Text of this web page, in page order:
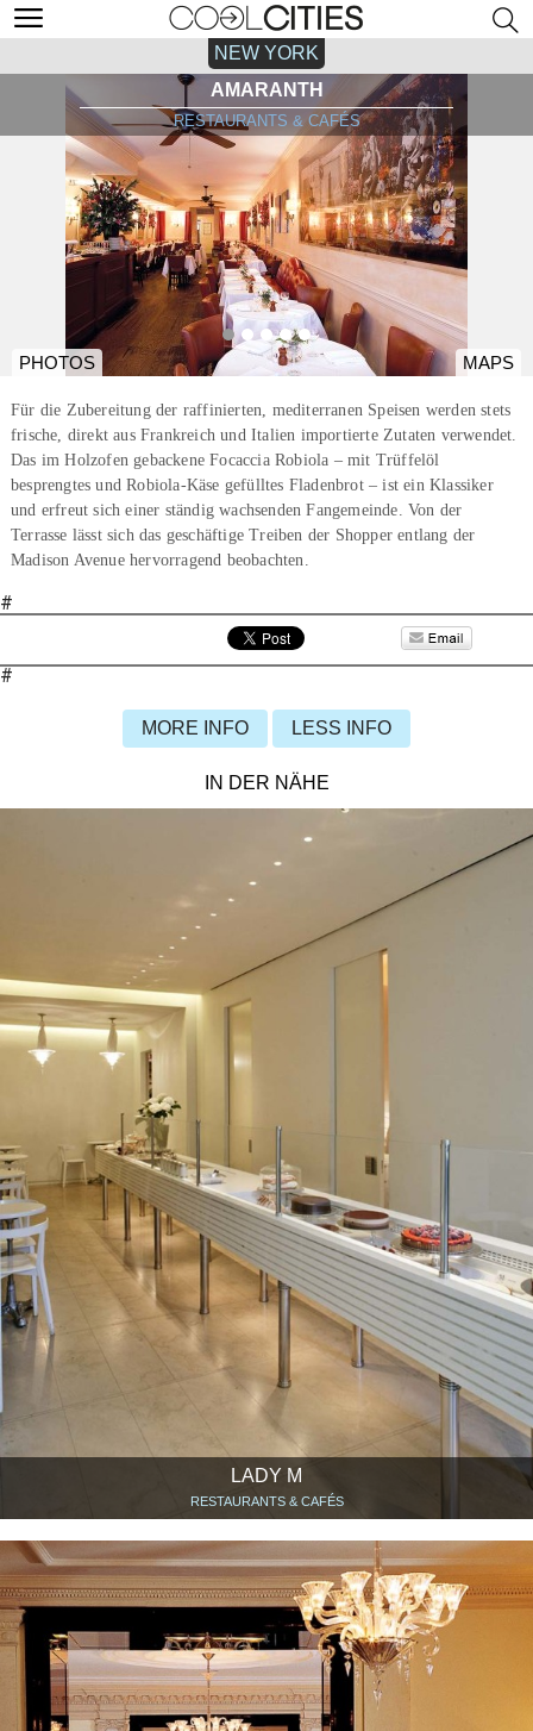
NEW YORK
AMARANTH
RESTAURANTS & CAFÉS
PHOTOS MAPS
Für die Zubereitung der raffinierten, mediterranen Speisen werden stets
frische, direkt aus Frankreich und Italien importierte Zutaten verwendet.
Das im Holzofen gebackene Focaccia Robiola – mit Trüffelöl
besprengtes und Robiola-Käse gefülltes Fladenbrot – ist ein Klassiker
und erfreut sich einer ständig wachsenden Fangemeinde. Von der
Terrasse lässt sich das geschäftige Treiben der Shopper entlang der
Madison Avenue hervorragend beobachten.
#
#
MORE INFO LESS INFO
IN DER NÄHE
LADY M
RESTAURANTS & CAFÉS